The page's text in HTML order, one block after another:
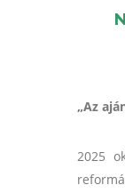
„Az
2025